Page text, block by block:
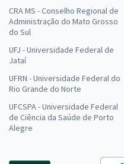
CRA MS - Conselho Regional de
Administração do Mato Grosso
do Sul
UFJ - Universidade Federal de
Jataí
UFRN - Universidade Federal do
Rio Grande do Norte
UFCSPA - Universidade Federal
de Ciência da Saúde de Porto
Alegre